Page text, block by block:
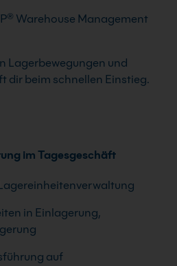
Warehouse Management
Lagerbewegungen und
dir beim schnellen Einstieg.
im Tagesgeschäft
in Einlagerung,
auf